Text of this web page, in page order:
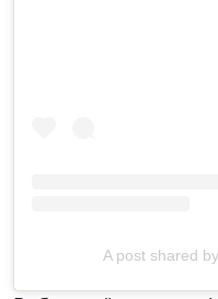
A post shared by